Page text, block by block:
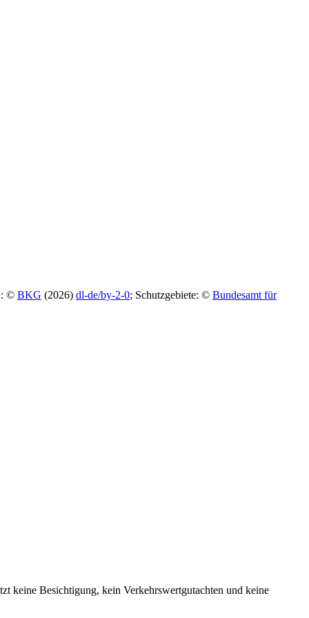
© BKG (2026) dl-de/by-2-0; Schutzgebiete: © Bundesamt für
keine Besichtigung, kein Verkehrswertgutachten und keine